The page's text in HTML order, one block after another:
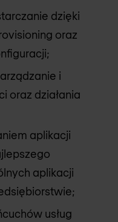
dzięki
oraz
i
oraz działania
aplikacji
aplikacji
usług